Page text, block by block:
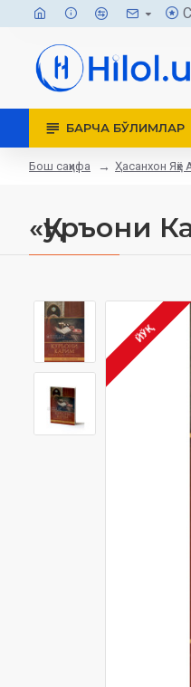
БАРЧА БЎЛИМЛАР
Бош саҳифа Ҳасанхон
«Қуръони
ЙЎҚ